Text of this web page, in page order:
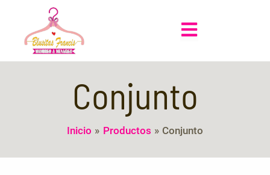
contenido
Main
Conjunto
Inicio Productos Conjunto
latest